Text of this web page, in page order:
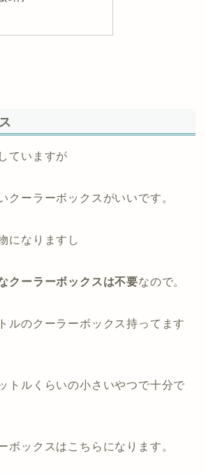
ていますが
クーラーボックスがいいです。
になりますし
クーラーボックスは不要なので。
ルのクーラーボックス持ってます
トルくらいの小さいやつで十分で
ボックスはこちらになります。